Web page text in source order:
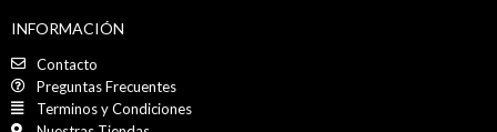
INFORMACIÓN
Contacto
Preguntas Frecuentes
Terminos y Condiciones